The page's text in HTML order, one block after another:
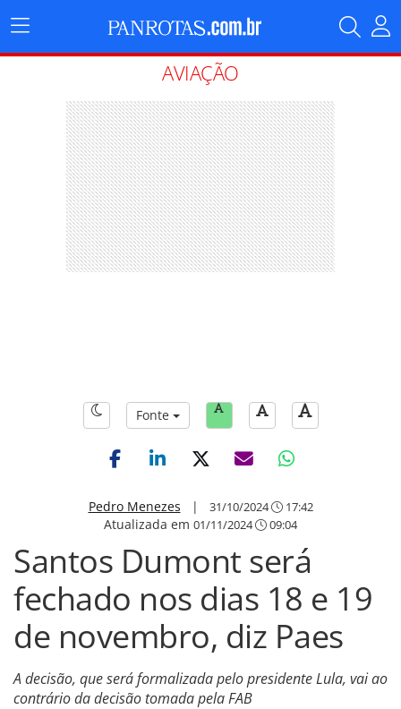
Menu
Principal
AVIAÇÃO
Fonte
Pedro Menezes | 31/10/2024 17:42
Atualizada em 01/11/2024 09:04
Santos Dumont será
fechado nos dias 18 e 19
de novembro, diz Paes
A decisão, que será formalizada pelo presidente Lula, vai ao
contrário da decisão tomada pela FAB